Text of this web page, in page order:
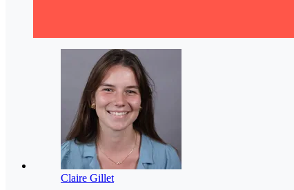
Claire Gillet